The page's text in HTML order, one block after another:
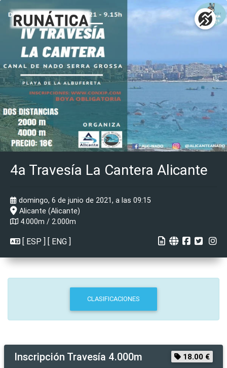
4a Travesía La Cantera Alicante
domingo, 6 de junio de 2021, a las 09:15
Alicante (Alicante)
4.000m / 2.000m
[ ESP ] [ ENG ]
CLASIFICACIONES
Inscripción Travesía 4.000m 18.00 €